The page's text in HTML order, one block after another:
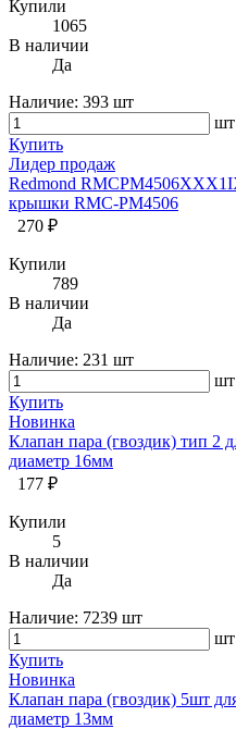
Купили
1065
В наличии
Да
Наличие: 393 шт
шт
Купить
Лидер продаж
Redmond
крышки RMC-PM4506
270 ₽
Купили
789
В наличии
Да
Наличие: 231 шт
шт
Купить
Новинка
Клапан пара (гвоздик) тип 2
диаметр 16мм
177 ₽
Купили
5
В наличии
Да
Наличие: 7239 шт
шт
Купить
Новинка
Клапан пара (гвоздик) 5шт
диаметр 13мм